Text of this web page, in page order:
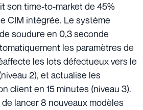
son time-to-market de 45%
CIM intégrée. Le système
soudure en 0,3 seconde
les paramètres de
les lots défectueux vers le
2), et actualise les
client en 15 minutes (niveau 3).
lancer 8 nouveaux modèles